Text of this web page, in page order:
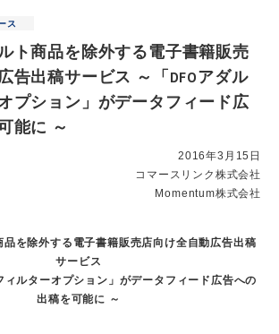
ス
商品を除外する電子書籍販売
告出稿サービス ～「DFOアダル
プション」がデータフィード広
能に ～
2016年3月15日
コマースリンク株式会社
Momentum株式会社
を除外する電子書籍販売店向け全自動広告出稿
サービス
ィルターオプション」がデータフィード広告への
出稿を可能に ～